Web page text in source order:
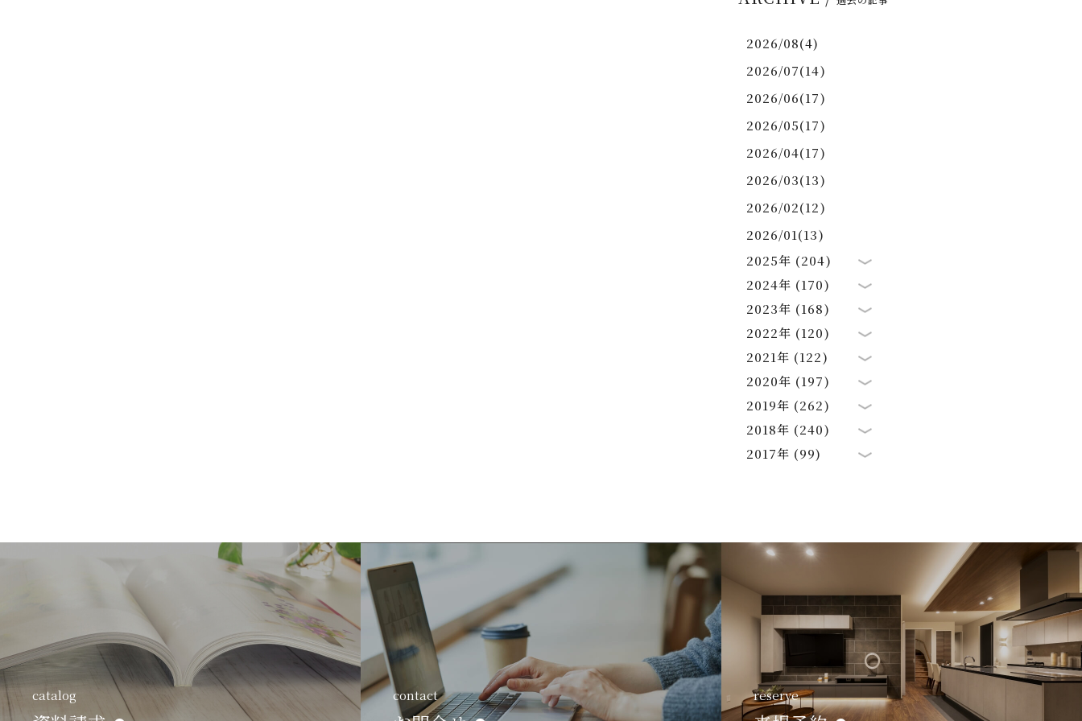
2026/08(4)
2026/07(14)
2026/06(17)
2026/05(17)
2026/04(17)
2026/03(13)
2026/02(12)
2026/01(13)
2025年 (204)
2024年 (170)
2023年 (168)
2022年 (120)
2021年 (122)
2020年 (197)
2019年 (262)
2018年 (240)
2017年 (99)
catalog contact reserve